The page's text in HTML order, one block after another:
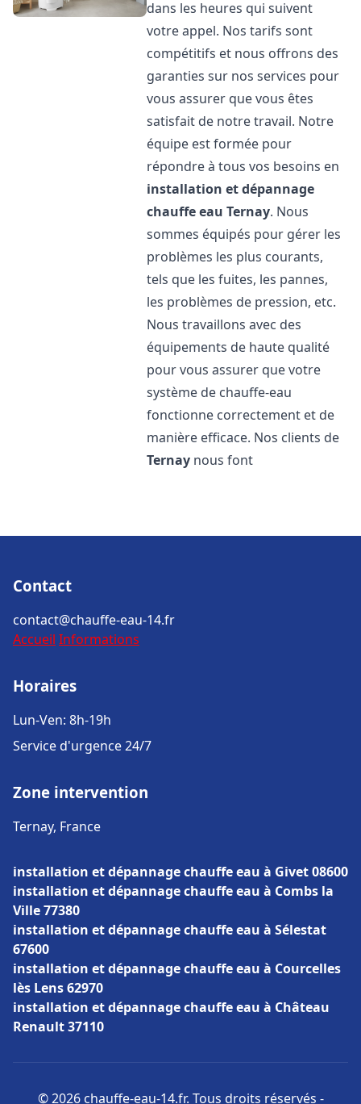
dans les heures qui suivent
votre appel. Nos tarifs sont
compétitifs et nous offrons des
garanties sur nos services pour
vous assurer que vous êtes
satisfait de notre travail. Notre
équipe est formée pour
répondre à tous vos besoins en
installation et dépannage
chauffe eau Ternay. Nous
sommes équipés pour gérer les
problèmes les plus courants,
tels que les fuites, les pannes,
les problèmes de pression, etc.
Nous travaillons avec des
équipements de haute qualité
pour vous assurer que votre
système de chauffe-eau
fonctionne correctement et de
manière efficace. Nos clients de
Ternay nous font
Contact
contact@chauffe-eau-14.fr
Accueil Informations
Horaires
Lun-Ven: 8h-19h
Service d'urgence 24/7
Zone intervention
Ternay, France
installation et dépannage chauffe eau à Givet 08600
installation et dépannage chauffe eau à Combs la
Ville 77380
installation et dépannage chauffe eau à Sélestat
67600
installation et dépannage chauffe eau à Courcelles
lès Lens 62970
installation et dépannage chauffe eau à Château
Renault 37110
© 2026 chauffe-eau-14.fr. Tous droits réservés -